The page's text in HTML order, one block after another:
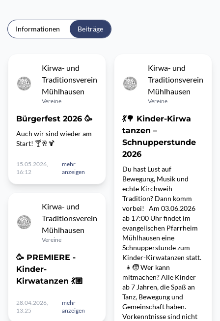
Informationen Beiträge
Kirwa- und
Traditionsverein
Mühlhausen
Vereine
Bürgerfest 2026 🥳
Auch wir sind wieder am
Start! 🍸🥂🍹
15.05.2026,
16:12
mehr
anzeigen
Kirwa- und
Traditionsverein
Mühlhausen
Vereine
🥳 PREMIERE -
Kinder-
Kirwatanzen 💃🏼
28.04.2026,
13:25
mehr
anzeigen
Kirwa- und
Traditionsverein
Mühlhausen
Vereine
💃🌳 Kinder-Kirwa
tanzen –
Schnupperstunde
2026
Du hast Lust auf
Bewegung, Musik und
echte Kirchweih-
Tradition? Dann komm
vorbei! Am 03.06.2026
ab 17:00 Uhr findet im
evangelischen Pfarrheim
Mühlhausen eine
Schnupperstunde zum
Kinder-Kirwatanzen statt.
👧🧒 Wer kann
mitmachen? Alle Kinder
ab 7 Jahren, die Spaß an
Tanz, Bewegung und
Gemeinschaft haben.
Vorkenntnisse sind nicht